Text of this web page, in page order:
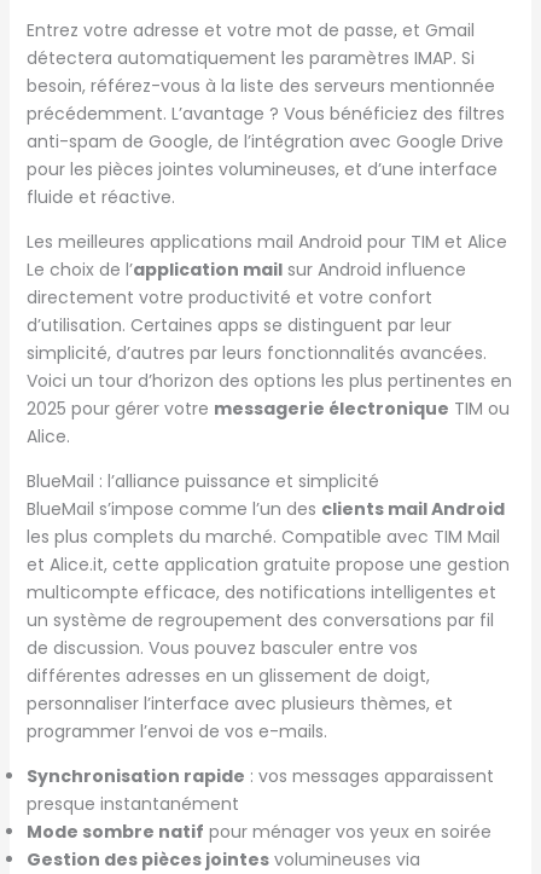
Entrez votre adresse et votre mot de passe, et Gmail
détectera automatiquement les paramètres IMAP. Si
besoin, référez-vous à la liste des serveurs mentionnée
précédemment. L’avantage ? Vous bénéficiez des filtres
anti-spam de Google, de l’intégration avec Google Drive
pour les pièces jointes volumineuses, et d’une interface
fluide et réactive.
Les meilleures applications mail Android pour TIM et Alice
Le choix de l’application mailsur Android influence
directement votre productivité et votre confort
d’utilisation. Certaines apps se distinguent par leur
simplicité, d’autres par leurs fonctionnalités avancées.
Voici un tour d’horizon des options les plus pertinentes en
2025 pour gérer votre messagerie électronique TIM ou
Alice.
BlueMail : l’alliance puissance et simplicité
BlueMail s’impose comme l’un des clients mail Android
les plus complets du marché. Compatible avec TIM Mail
et Alice.it, cette application gratuite propose une gestion
multicompte efficace, des notifications intelligentes et
un système de regroupement des conversations par fil
de discussion. Vous pouvez basculer entre vos
différentes adresses en un glissement de doigt,
personnaliser l’interface avec plusieurs thèmes, et
programmer l’envoi de vos e-mails.
Synchronisation rapide : vos messages apparaissent
presque instantanément
Mode sombre natif pour ménager vos yeux en soirée
Gestion des pièces jointesvolumineuses via